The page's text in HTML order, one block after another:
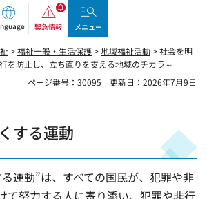
緊急情報 メニュー
>福祉一般・生活保護>地域福祉活動> 社会を明
を防止し、立ち直りを支える地域のチカラ～
ページ番号：30095
更新日：2026年7月9日
する運動
運動”は、すべての国民が、犯罪や非
て努力する人に寄り添い、犯罪や非行